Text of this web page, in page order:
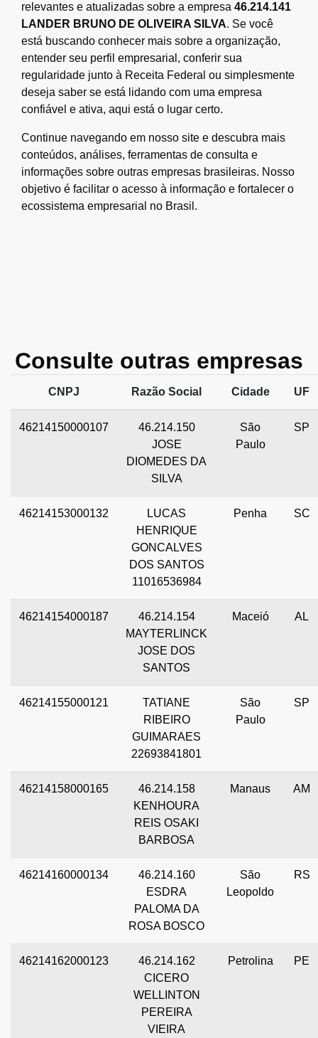
relevantes e atualizadas sobre a empresa 46.214.141
LANDER BRUNO DE OLIVEIRA SILVA. Se você
está buscando conhecer mais sobre a organização,
entender seu perfil empresarial, conferir sua
regularidade junto à Receita Federal ou simplesmente
deseja saber se está lidando com uma empresa
confiável e ativa, aqui está o lugar certo.
Continue navegando em nosso site e descubra mais
conteúdos, análises, ferramentas de consulta e
informações sobre outras empresas brasileiras. Nosso
objetivo é facilitar o acesso à informação e fortalecer o
ecossistema empresarial no Brasil.
Consulte outras empresas
CNPJ Razão Social Cidade UF
46214150000107
46.214.150
JOSE
DIOMEDES DA
SILVA
São
Paulo
SP
46214153000132
LUCAS
HENRIQUE
GONCALVES
DOS SANTOS
11016536984
Penha SC
46214154000187
46.214.154
MAYTERLINCK
JOSE DOS
SANTOS
Maceió AL
46214155000121
TATIANE
RIBEIRO
GUIMARAES
22693841801
São
Paulo
SP
46214158000165
46.214.158
KENHOURA
REIS OSAKI
BARBOSA
Manaus AM
46214160000134
46.214.160
ESDRA
PALOMA DA
ROSA BOSCO
São
Leopoldo
RS
46214162000123
46.214.162
CICERO
WELLINTON
PEREIRA
VIEIRA
Petrolina PE